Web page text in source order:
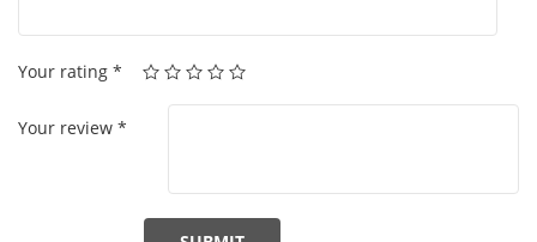
Your rating *
Your review *